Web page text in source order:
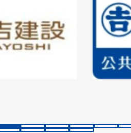
枚
目
ラ